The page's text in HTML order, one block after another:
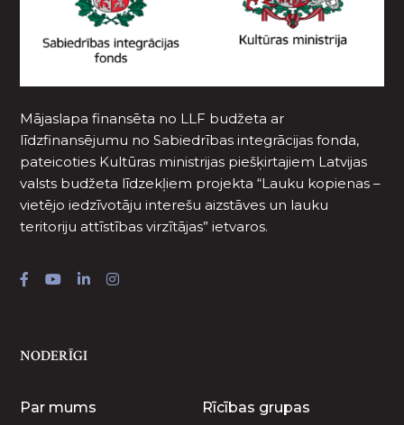
Mājaslapa finansēta no LLF budžeta ar
līdzfinansējumu no Sabiedrības integrācijas fonda,
pateicoties Kultūras ministrijas piešķirtajiem Latvijas
valsts budžeta līdzekļiem projekta “Lauku kopienas –
vietējo iedzīvotāju interešu aizstāves un lauku
teritoriju attīstības virzītājas” ietvaros.
NODERĪGI
Par mums Rīcības grupas